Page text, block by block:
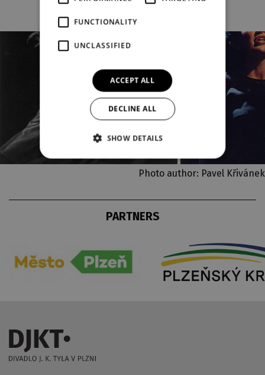
Photo author: Pavel Křivánek
PARTNERS
FUNCTIONALITY
UNCLASSIFIED
ACCEPT ALL
DECLINE ALL
SHOW DETAILS